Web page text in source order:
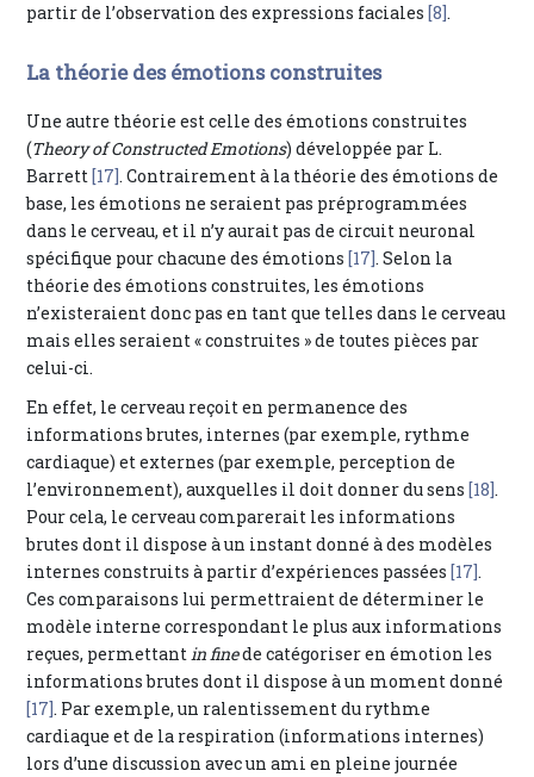
partir de l’observation des expressions faciales [8].
La théorie des émotions construites
Une autre théorie est celle des émotions construites
(Theory of Constructed Emotions) développée par L.
Barrett [17]. Contrairement à la théorie des émotions de
base, les émotions ne seraient pas préprogrammées
dans le cerveau, et il n’y aurait pas de circuit neuronal
spécifique pour chacune des émotions [17]. Selon la
théorie des émotions construites, les émotions
n’existeraient donc pas en tant que telles dans le cerveau
mais elles seraient « construites » de toutes pièces par
celui-ci.
En effet, le cerveau reçoit en permanence des
informations brutes, internes (par exemple, rythme
cardiaque) et externes (par exemple, perception de
l’environnement), auxquelles il doit donner du sens [18].
Pour cela, le cerveau comparerait les informations
brutes dont il dispose à un instant donné à des modèles
internes construits à partir d’expériences passées [17].
Ces comparaisons lui permettraient de déterminer le
modèle interne correspondant le plus aux informations
reçues, permettantin finede catégoriser en émotion les
informations brutes dont il dispose à un moment donné
[17]. Par exemple, un ralentissement du rythme
cardiaque et de la respiration (informations internes)
lors d’une discussion avec un ami en pleine journée